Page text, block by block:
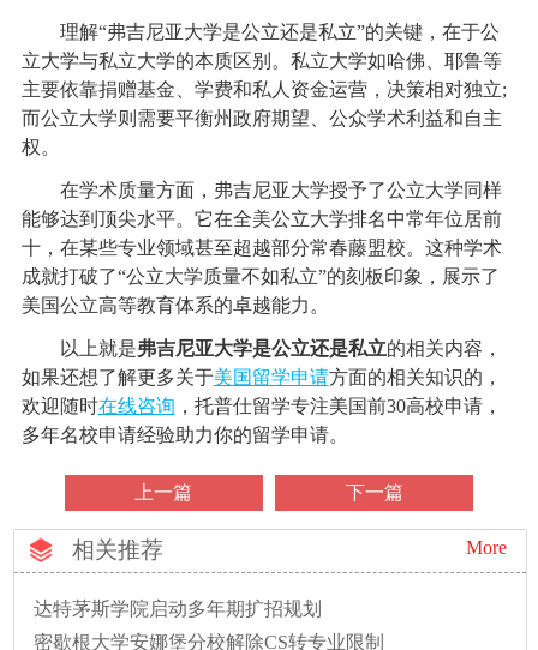
理解“弗吉尼亚大学是公立还是私立”的关键，在于公
立大学与私立大学的本质区别。私立大学如哈佛、耶鲁等
主要依靠捐赠基金、学费和私人资金运营，决策相对独立;
而公立大学则需要平衡州政府期望、公众学术利益和自主
权。
在学术质量方面，弗吉尼亚大学授予了公立大学同样
能够达到顶尖水平。它在全美公立大学排名中常年位居前
十，在某些专业领域甚至超越部分常春藤盟校。这种学术
成就打破了“公立大学质量不如私立”的刻板印象，展示了
美国公立高等教育体系的卓越能力。
以上就是弗吉尼亚大学是公立还是私立的相关内容，
如果还想了解更多关于美国留学申请方面的相关知识的，
欢迎随时在线咨询 ，托普仕留学专注美国前30高校申请，
多年名校申请经验助力你的留学申请。
上一篇 下一篇
相关推荐 More
达特茅斯学院启动多年期扩招规划
密歇根大学安娜堡分校解除CS转专业限制